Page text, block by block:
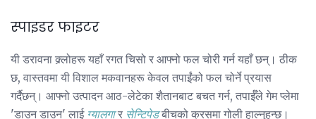
स्पाइडर फाइटर
यी डरावना क्र्लोहरू यहाँ रगत चिसो र आफ्नो फल चोरी गर्न यहाँ छन्। ठीक
छ, वास्तवमा यी विशाल मकवानहरू केवल तपाईंको फल चोर्ने प्रयास
गर्दैछन्। आफ्नो उत्पादन आठ-लेटेका शैतानबाट बचत गर्न, तपाईँले गेम प्लेमा
'डाउन डाउन' लाई ग्यालगार सेन्टिपेडबीचको क्रसमा गोली हाल्नुहुन्छ।